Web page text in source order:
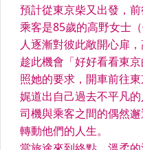
日本音樂【男藝人】
日本音樂【女藝人】
日本音樂【樂團.團體】
日本音樂【合輯】
日本音樂【其他】